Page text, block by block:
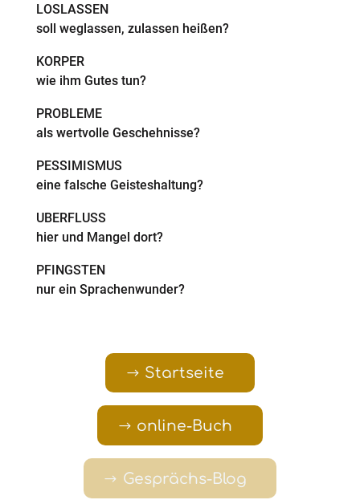
soll weglassen, zulassen heißen?
LOSLASSEN
wie ihm Gutes tun?
KÖRPER
als wertvolle Geschehnisse?
PROBLEME
eine falsche Geisteshaltung?
PESSIMISMUS
hier und Mangel dort?
ÜBERFLUSS
nur ein Sprachenwunder?
PFINGSTEN
Startseite
online-Buch
Gesprächs-Blog